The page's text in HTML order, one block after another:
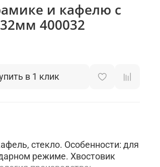
и кафелю с
400032
в 1 клик
стекло. Особенности: для
режиме. Хвостовик